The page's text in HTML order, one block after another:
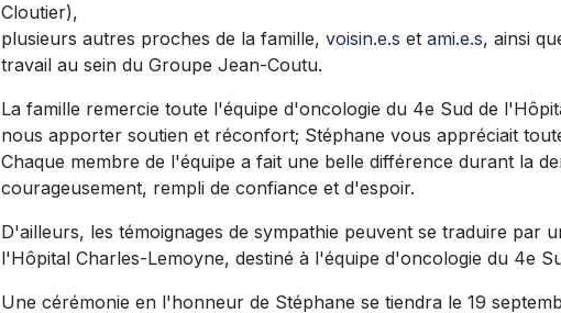
Cloutier),
plusieurs autres proches de la famille, voisin.e.s et ami.e.s, ainsi
travail au sein du Groupe Jean-Coutu.
La famille remercie toute l'équipe d'oncologie du 4e Sud de
nous apporter soutien et réconfort; Stéphane vous appréciait
Chaque membre de l'équipe a fait une belle différence durant la
courageusement, rempli de confiance et d'espoir.
D'ailleurs, les témoignages de sympathie peuvent se traduire par
l'Hôpital Charles-Lemoyne, destiné à l'équipe d'oncologie du 4e
Une cérémonie en l'honneur de Stéphane se tiendra le 19